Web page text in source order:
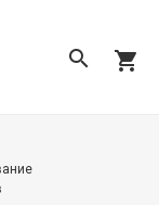
search shopping_cart